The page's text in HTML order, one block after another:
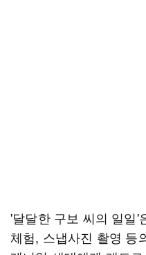
'달달한 구보 씨의 일일'
체험, 스냅사진 촬영 등